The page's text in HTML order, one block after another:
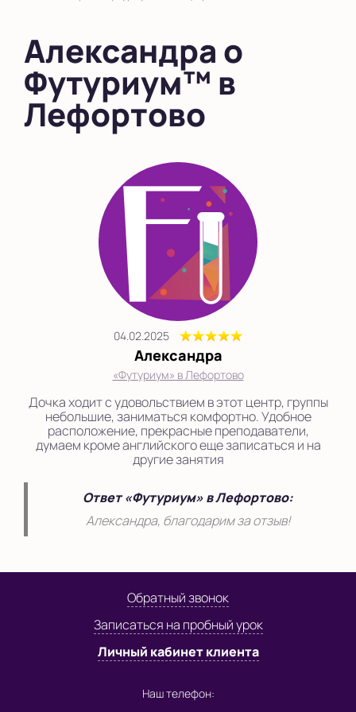
Александра о
Футуриум™ в
Лефортово
04.02.2025
Александра
«Футуриум» в Лефортово
Дочка ходит с удовольствием в этот центр, группы
небольшие, заниматься комфортно. Удобное
расположение, прекрасные преподаватели,
думаем кроме английского еще записаться и на
другие занятия
Ответ «Футуриум» в Лефортово:
Александра, благодарим за отзыв!
Обратный звонок
Записаться на пробный урок
Личный кабинет клиента
Наш телефон: